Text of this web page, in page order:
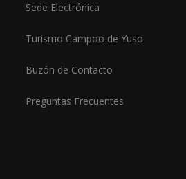
Sede Electrónica
Turismo Campoo de Yuso
Buzón de Contacto
Preguntas Frecuentes